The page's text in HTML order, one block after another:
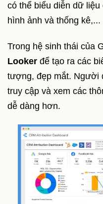
có thể biểu diễn dữ
hình ảnh và thống kê,...
Trong hệ sinh thái của
Looker để tạo ra các
tượng, đẹp mắt. Người
truy cập và xem các
dễ dàng hơn.